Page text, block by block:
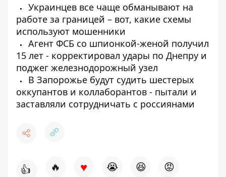
Украинцев все чаще обманывают на
работе за границей – вот, какие схемы
используют мошенники
Агент ФСБ со шпионкой-женой получил
15 лет - корректировал удары по Днепру и
поджег железнодорожный узел
В Запорожье будут судить шестерых
оккупантов и коллаборантов - пытали и
заставляли сотрудничать с россиянами
👍 🔥 ♥ 😭 😆 😡